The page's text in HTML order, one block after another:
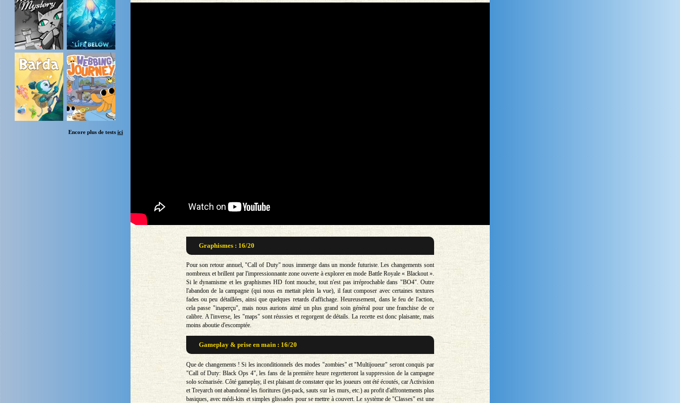
Encore plus de tests ici
Graphismes : 16/20
Pour son retour annuel, "Call of Duty" nous immerge dans un monde futuriste. Les changements sont
nombreux et brillent par l'impressionnante zone ouverte à explorer en mode Battle Royale « Blackout ».
Si le dynamisme et les graphismes HD font mouche, tout n'est pas irréprochable dans "BO4". Outre
l'abandon de la campagne (qui nous en mettait plein la vue), il faut composer avec certaines textures
fades ou peu détaillées, ainsi que quelques retards d'affichage. Heureusement, dans le feu de l'action,
cela passe "inaperçu", mais nous aurions aimé un plus grand soin général pour une franchise de ce
calibre. A l'inverse, les "maps" sont réussies et regorgent de détails. La recette est donc plaisante, mais
moins aboutie d'escomptée.
Gameplay & prise en main : 16/20
Que de changements ! Si les inconditionnels des modes "zombies" et "Multijoueur" seront conquis par
"Call of Duty: Black Ops 4", les fans de la première heure regretteront la suppression de la campagne
solo scénarisée. Côté gameplay, il est plaisant de constater que les joueurs ont été écoutés, car Activision
et Treyarch ont abandonné les fioritures (jet-pack, sauts sur les murs, etc.) au profit d'affrontements plus
basiques, avec médi-kits et simples glissades pour se mettre à couvert. Le système de "Classes" est une